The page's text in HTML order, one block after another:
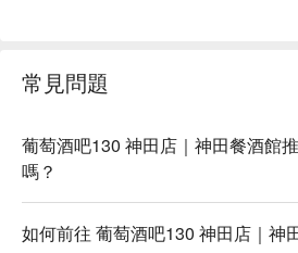
常見問題
葡萄酒吧130 神田店｜神田餐酒館
嗎？
如何前往 葡萄酒吧130 神田店｜神